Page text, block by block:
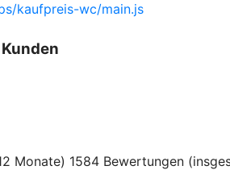
kaufpreis-wc/main.js
Monate) 1584 Bewertungen